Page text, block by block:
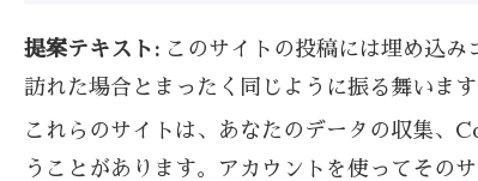
提案テキスト: このサイトの投稿には埋め込
訪れた場合とまったく同じように振る舞います
これらのサイトは、あなたのデータの収集、
うことがあります。アカウントを使ってその